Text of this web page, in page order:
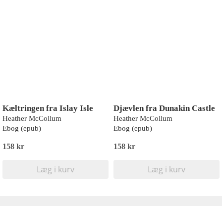
Kæltringen fra Islay Isle
Heather McCollum
Ebog (epub)
158 kr
Læg i kurv
Djævlen fra Dunakin Castle
Heather McCollum
Ebog (epub)
158 kr
Læg i kurv